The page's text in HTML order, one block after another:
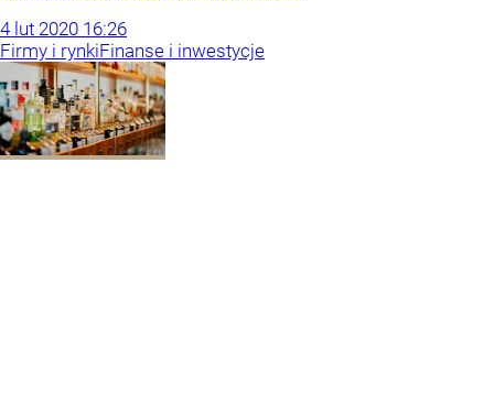
4 lut 2020 16:26
Firmy i rynkiFinanse i inwestycje